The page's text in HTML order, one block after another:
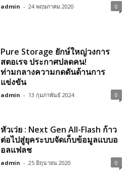
admin - 24 พฤษภาคม 2020 0
Pure Storage ยักษ์ใหญ่วงการ
สตอเรจ ประกาศปลดคน!
ท่ามกลางความกดดันด้านการ
แข่งขัน
admin - 13 กุมภาพันธ์ 2024 0
หัวเว่ย : Next Gen All-Flash ก้าว
ต่อไปสู่ยุคระบบจัดเก็บข้อมูลแบบอ
อลแฟลช
admin - 25 มิถุนายน 2020 0